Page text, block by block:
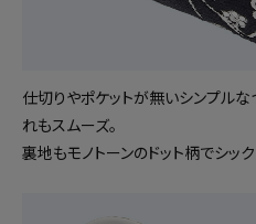
仕切りやポケットが無いシンプルな
れもスムーズ。
裏地もモノトーンのドット柄でシッ